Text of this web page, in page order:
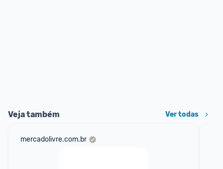
Veja também Ver todas
mercadolivre.com.br